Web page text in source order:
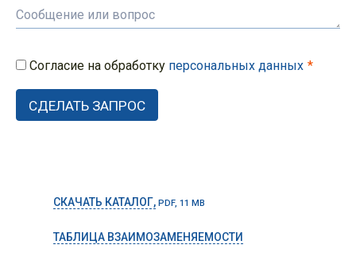
Согласие на обработку персональных данных
СКАЧАТЬ КАТАЛОГ, PDF, 11 MB
ТАБЛИЦА ВЗАИМОЗАМЕНЯЕМОСТИ